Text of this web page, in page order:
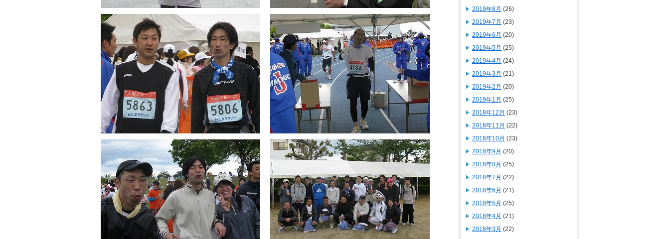
2019年8月 (26)
2019年7月 (23)
2019年6月 (20)
2019年5月 (25)
2019年4月 (24)
2019年3月 (21)
2019年2月 (20)
2019年1月 (25)
2018年12月 (23)
2018年11月 (22)
2018年10月 (23)
2018年9月 (20)
2018年8月 (25)
2018年7月 (22)
2018年6月 (21)
2018年5月 (25)
2018年4月 (21)
2018年3月 (22)